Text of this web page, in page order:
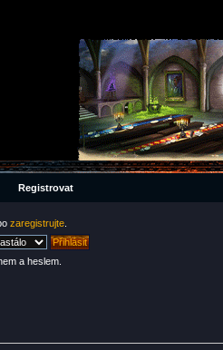
Registrovat
zaregistrujte
a heslem.